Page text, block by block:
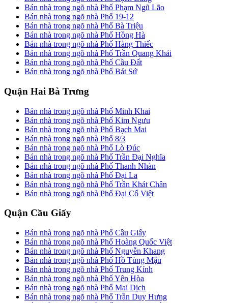
Bán nhà trong ngõ nhà Phố Phạm Ngũ Lão
Bán nhà trong ngõ nhà Phố 19-12
Bán nhà trong ngõ nhà Phố Bà Triệu
Bán nhà trong ngõ nhà Phố Hồng Hà
Bán nhà trong ngõ nhà Phố Hàng Thiếc
Bán nhà trong ngõ nhà Phố Trần Quang Khải
Bán nhà trong ngõ nhà Phố Cầu Đất
Bán nhà trong ngõ nhà Phố Bát Sứ
Quận Hai Bà Trưng
Bán nhà trong ngõ nhà Phố Minh Khai
Bán nhà trong ngõ nhà Phố Kim Ngưu
Bán nhà trong ngõ nhà Phố Bạch Mai
Bán nhà trong ngõ nhà Phố 8/3
Bán nhà trong ngõ nhà Phố Lò Đúc
Bán nhà trong ngõ nhà Phố Trần Đại Nghĩa
Bán nhà trong ngõ nhà Phố Thanh Nhàn
Bán nhà trong ngõ nhà Phố Đại La
Bán nhà trong ngõ nhà Phố Trần Khát Chân
Bán nhà trong ngõ nhà Phố Đại Cổ Việt
Quận Cầu Giấy
Bán nhà trong ngõ nhà Phố Cầu Giấy
Bán nhà trong ngõ nhà Phố Hoàng Quốc Việt
Bán nhà trong ngõ nhà Phố Nguyễn Khang
Bán nhà trong ngõ nhà Phố Hồ Tùng Mậu
Bán nhà trong ngõ nhà Phố Trung Kính
Bán nhà trong ngõ nhà Phố Yên Hòa
Bán nhà trong ngõ nhà Phố Mai Dịch
Bán nhà trong ngõ nhà Phố Trần Duy Hưng